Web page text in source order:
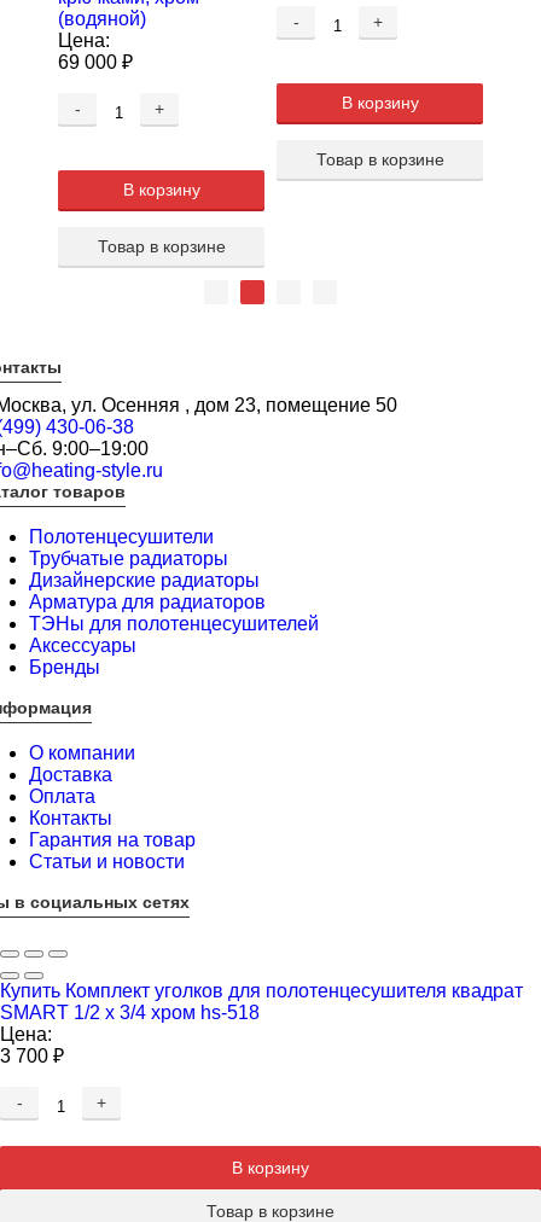
(водяной)
Цена:
69 000 ₽
- +
В корзину
Товар в корзине
- +
В корзину
Товар в корзине
ул. Осенняя , дом 23, помещение 50
430-06-38
9:00–19:00
style.ru
товаров
Полотенцесушители
Трубчатые радиаторы
Дизайнерские радиаторы
Арматура для радиаторов
ТЭНы для полотенцесушителей
Аксессуары
Бренды
О компании
Доставка
Оплата
Контакты
Гарантия на товар
Статьи и новости
в социальных сетях
Купить Комплект уголков для полотенцесушителя квадрат
SMART 1/2 х 3/4 хром hs-518
Цена:
3 700 ₽
-
+
В корзину
Товар в корзине